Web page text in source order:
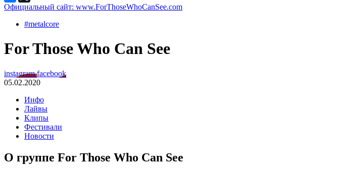
Официальный сайт: www.ForThoseWhoCanSee.com
#metalcore
For Those Who Can See
instagramfacebook
05.02.2020
Инфо
Лайвы
Клипы
Фестивали
Новости
О группе For Those Who Can See